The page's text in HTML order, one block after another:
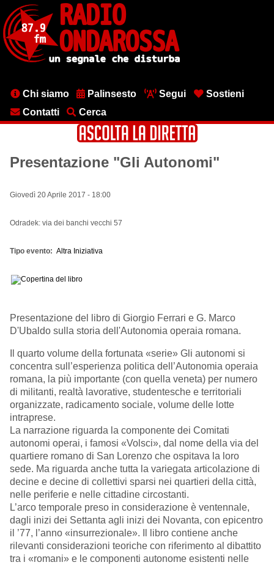
contenuto
principale
MenuChi siamo Palinsesto Segui
Sostieni
Contatti
Cerca
Presentazione "Gli Autonomi"
Giovedì 20 Aprile 2017 - 18:00
Odradek: via dei banchi vecchi 57
Tipo evento Altra Iniziativa
Presentazione del libro di Giorgio Ferrari e G. Marco
D'Ubaldo sulla storia dell'Autonomia operaia romana.
Il quarto volume della fortunata «serie» Gli autonomi si
concentra sull’esperienza politica dell’Autonomia operaia
romana, la più importante (con quella veneta) per numero
di militanti, realtà lavorative, studentesche e territoriali
organizzate, radicamento sociale, volume delle lotte
intraprese.
La narrazione riguarda la componente dei Comitati
autonomi operai, i famosi «Volsci», dal nome della via del
quartiere romano di San Lorenzo che ospitava la loro
sede. Ma riguarda anche tutta la variegata articolazione di
decine e decine di collettivi sparsi nei quartieri della città,
nelle periferie e nelle cittadine circostanti.
L’arco temporale preso in considerazione è ventennale,
dagli inizi dei Settanta agli inizi dei Novanta, con epicentro
il ’77, l’anno «insurrezionale». Il libro contiene anche
rilevanti considerazioni teoriche con riferimento al dibattito
tra i «romani» e le componenti autonome esistenti nelle